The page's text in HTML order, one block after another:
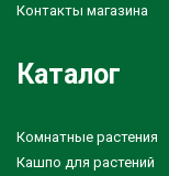
Контакты магазина
Каталог
Комнатные растения
Кашпо для растений